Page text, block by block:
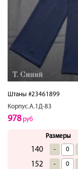
Штаны #23461899
Корпус.А.1Д-83
978руб
Размеры
140 -
152 -